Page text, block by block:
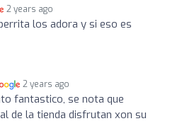
2 years ago
los adora y si eso es
2 years ago
fantastico, se nota que
de la tienda disfrutan xon su